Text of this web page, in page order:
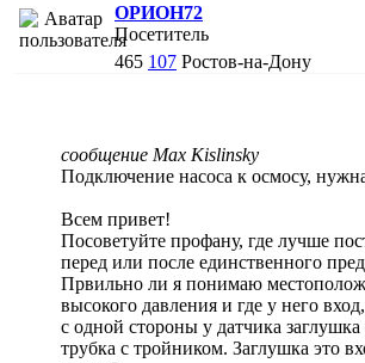
ОРИОН72
Посетитель
465 107 Ростов-на-Дону
сообщение Max Kislinsky
Подключение насоса к осмосу,
Всем привет!
Посоветуйте профану, где лучше
перед или после единственного
Првильно ли я понимаю
высокого давления и где у него
с одной стороны у датчика заглушка
трубка с тройником. Заглушка это